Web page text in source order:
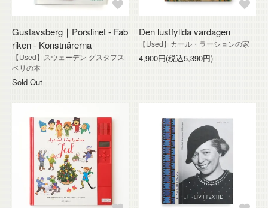
Gustavsberg｜Porslinet - Fab
riken - Konstnärerna
【Used】スウェーデン グスタフス
ベリの本
Sold Out
Den lustfyllda vardagen
【Used】カール・ラーションの家
4,900円(税込5,390円)